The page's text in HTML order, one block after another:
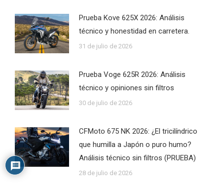
Prueba Kove 625X 2026: Análisis
técnico y honestidad en carretera.
31 de julio de 2026
Prueba Voge 625R 2026: Análisis
técnico y opiniones sin filtros
30 de julio de 2026
CFMoto 675 NK 2026: ¿El tricilíndrico
que humilla a Japón o puro humo?
Análisis técnico sin filtros (PRUEBA)
28 de julio de 2026